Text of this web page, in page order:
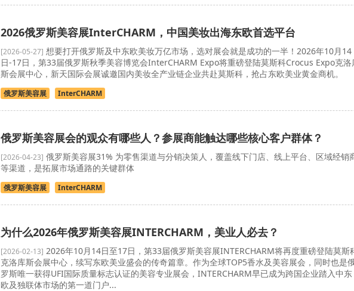
2026俄罗斯美容展InterCHARM，中国美妆出海东欧首选平台
[2026-05-27] 想要打开俄罗斯及中东欧美妆万亿市场，选对展会就是成功的一半！2026年10月14
日-17日，第33届俄罗斯秋季美容博览会InterCHARM Expo将重磅登陆莫斯科Crocus Expo克洛
斯会展中心，新天国际会展诚邀国内美妆全产业链企业共赴莫斯科，抢占东欧美业黄金商机。
俄罗斯美容展 InterCHARM
俄罗斯美容展会的观众有哪些人？参展商能触达哪些核心客户群体？
[2026-04-23] 俄罗斯美容展31% 为零售渠道与分销决策人，覆盖线下门店、线上平台、区域经销
等渠道，是拓展市场通路的关键群体
俄罗斯美容展 InterCHARM
为什么2026年俄罗斯美容展INTERCHARM，美业人必去？
[2026-02-13] 2026年10月14日至17日，第33届俄罗斯美容展INTERCHARM将再度重磅登陆莫斯
克洛库斯会展中心，续写东欧美业盛会的传奇篇章。作为全球TOP5香水及美容展会，同时也是
罗斯唯一获得UFI国际质量标志认证的美容专业展会，INTERCHARM早已成为跨国企业踏入中东
欧及独联体市场的第一道门户...